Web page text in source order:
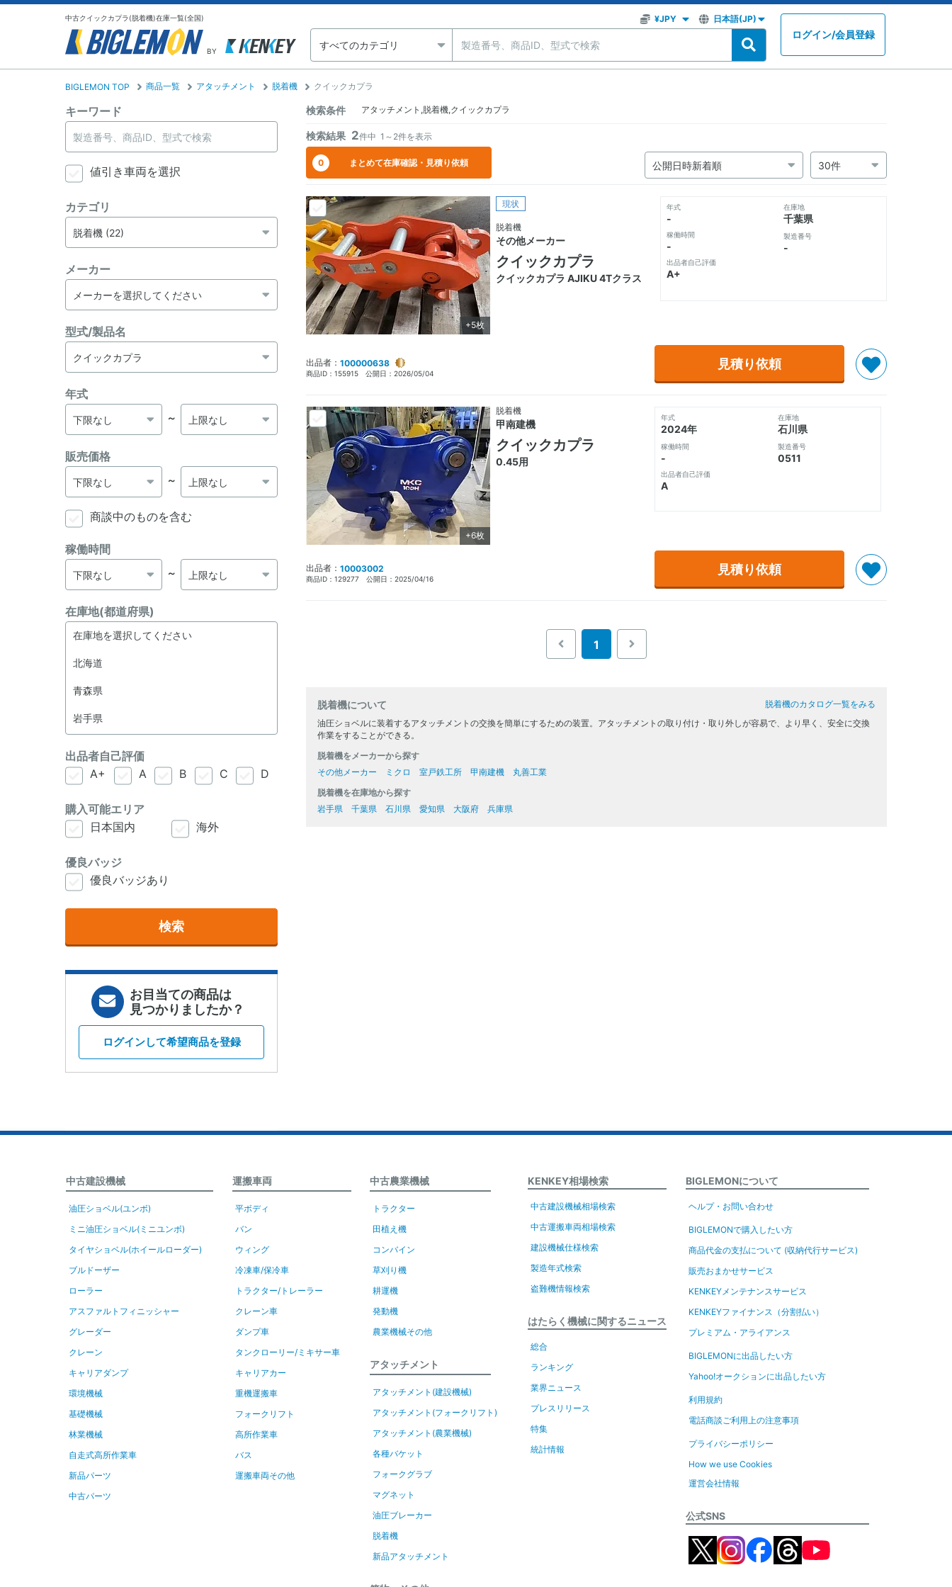
中古クイックカプラ(脱着機)在庫一覧(全国)
BY
ログイン/会員登録
BIGLEMON TOP 商品一覧 アタッチメント 脱着機 クイックカプラ
検索条件 アタッチメント,脱着機,クイックカプラ
0 まとめて在庫確認・見積り依頼
検索結果 2件中 1～2件を表示
+5枚
現状
脱着機
その他メーカー
クイックカプラ
クイックカプラ AJIKU 4Tクラス
年式
-
稼働時間
-
出品者自己評価
A+
在庫地
千葉県
製造番号
-
見積り依頼
出品者： 100000638
商品ID： 155915 公開日： 2026/05/04
+6枚
脱着機
甲南建機
クイックカプラ
0.45用
年式
2024年
稼働時間
-
出品者自己評価
A
在庫地
石川県
製造番号
0511
見積り依頼
出品者： 10003002
商品ID： 129277 公開日： 2025/04/16
1
脱着機について
脱着機のカタログ一覧をみる
油圧ショベルに装着するアタッチメントの交換を簡単にするための装置。アタッチメントの取り付け・取り外しが容易で、より早く、安全に交換
作業をすることができる。
脱着機をメーカーから探す
その他メーカー
ミクロ 室戸鉄工所 甲南建機
丸善工業
脱着機を在庫地から探す
岩手県
千葉県 石川県 愛知県 大阪府 兵庫県
キーワード
値引き車両を選択
カテゴリ
メーカー
型式/製品名
年式
～
販売価格
～
商談中のものを含む
稼働時間
～
在庫地(都道府県)
出品者自己評価
A+
A B C D
購入可能エリア
日本国内
海外
優良バッジ
優良バッジあり
検索
お目当ての商品は
見つかりましたか？
ログインして希望商品を登録
中古建設機械
油圧ショベル(ユンボ)
ミニ油圧ショベル(ミニユンボ)
タイヤショベル(ホイールローダー)
ブルドーザー
ローラー
アスファルトフィニッシャー
グレーダー
クレーン
キャリアダンプ
環境機械
基礎機械
林業機械
自走式高所作業車
新品パーツ
中古パーツ
運搬車両
平ボディ
バン
ウィング
冷凍車/保冷車
トラクター/トレーラー
クレーン車
ダンプ車
タンクローリー/ミキサー車
キャリアカー
重機運搬車
フォークリフト
高所作業車
バス
運搬車両その他
中古農業機械
トラクター
田植え機
コンバイン
草刈り機
耕運機
発動機
農業機械その他
アタッチメント
アタッチメント(建設機械)
アタッチメント(フォークリフト)
アタッチメント(農業機械)
各種バケット
フォークグラブ
マグネット
油圧ブレーカー
脱着機
新品アタッチメント
KENKEY相場検索
中古建設機械相場検索
中古運搬車両相場検索
建設機械仕様検索
製造年式検索
盗難機情報検索
はたらく機械に関するニュース
総合
ランキング
業界ニュース
プレスリリース
特集
統計情報
BIGLEMONについて
ヘルプ・お問い合わせ
BIGLEMONで購入したい方
商品代金の支払について (収納代行サービス)
販売おまかせサービス
KENKEYメンテナンスサービス
KENKEYファイナンス（分割払い）
プレミアム・アライアンス
BIGLEMONに出品したい方
Yahoo!オークションに出品したい方
利用規約
電話商談ご利用上の注意事項
プライバシーポリシー
How we use Cookies
運営会社情報
公式SNS